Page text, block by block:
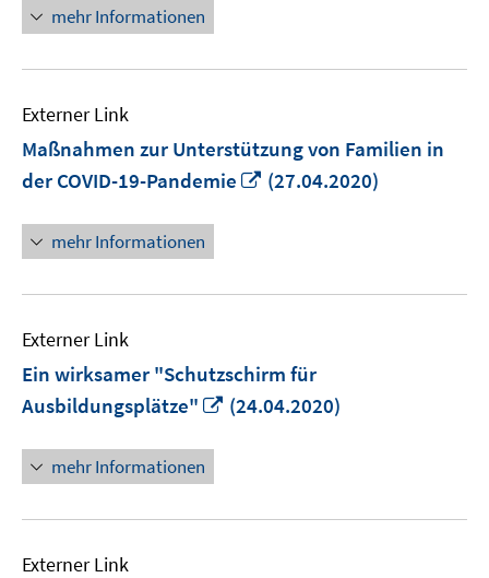
mehr Informationen
Externer Link
Maßnahmen zur Unterstützung von Familien in
der COVID-19-Pandemie
In
(27.04.2020)
mehr Informationen
Externer Link
Ein wirksamer "Schutzschirm für
Ausbildungsplätze"
In
(24.04.2020)
mehr Informationen
Externer Link